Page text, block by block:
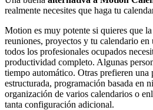
realmente necesites que haga tu
Motion es muy potente si quieres que
reuniones, proyectos y tu calendario en
todos los profesionales ocupados
productividad completo. Algunas
tiempo automático. Otras prefieren
estructurada, programación basada en
organización de varios calendarios o
tanta configuración adicional.